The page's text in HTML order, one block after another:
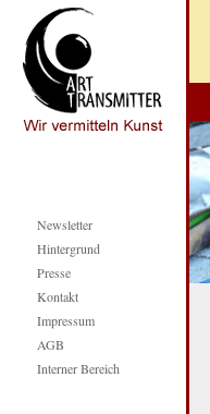
Newsletter
Hintergrund
Presse
Kontakt
Impressum
AGB
Interner Bereich